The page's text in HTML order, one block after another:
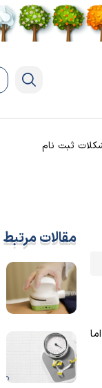
ثبت نام
مقالات مرتبط